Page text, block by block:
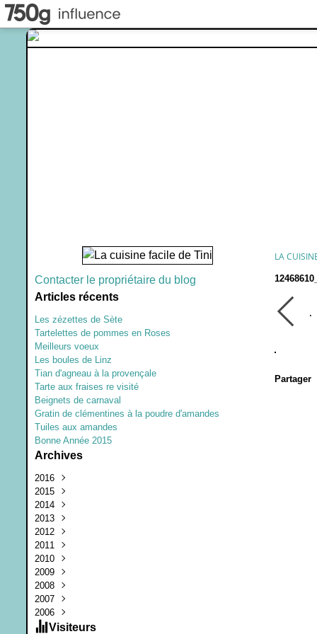
Contacter le propriétaire du blog
Articles récents
Les zézettes de Sète
Tartelettes de pommes en Roses
Meilleurs voeux
Les boules de Linz
Tian d'agneau à la provençale
Tarte aux fraises re visité
Beignets de carnaval
Gratin de clémentines à la poudre d'amandes
Tuiles aux amandes
Bonne Année 2015
Archives
2016
Juillet
Mars
Janvier
2015
Décembre
Septembre
Juin
Février
Janvier
2014
Décembre
Octobre
Février
2013
Août
Juin
Mars
Février
Janvier
2012
Décembre
Novembre
Août
Juillet
Juin
Mai(2)
Avril(4)
2011
Août
Juillet
2010
Juillet
Juin
Mai(1)
Avril
Mars(2)
2009
Décembre
Octobre
Septembre
Août(5)
2008
Décembre
Novembre
Octobre(7)
2007
Décembre
Novembre(12)
2006
Décembre(3)
Visiteurs
LA
Partager